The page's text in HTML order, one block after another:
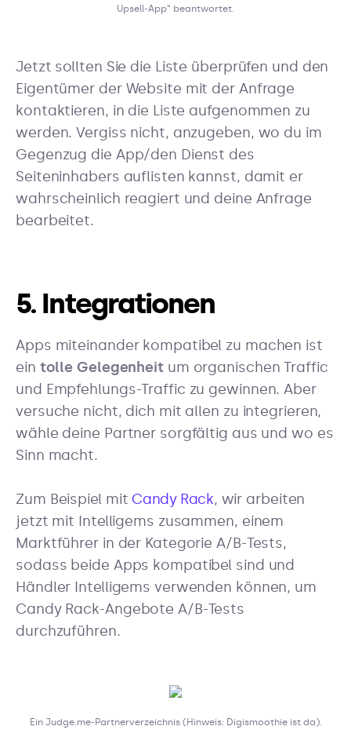
Upsell-App“ beantwortet.
Jetzt sollten Sie die Liste überprüfen und den
Eigentümer der Website mit der Anfrage
kontaktieren, in die Liste aufgenommen zu
werden. Vergiss nicht, anzugeben, wo du im
Gegenzug die App/den Dienst des
Seiteninhabers auflisten kannst, damit er
wahrscheinlich reagiert und deine Anfrage
bearbeitet.
5. Integrationen
Apps miteinander kompatibel zu machen ist
ein tolle Gelegenheitum organischen Traffic
und Empfehlungs-Traffic zu gewinnen. Aber
versuche nicht, dich mit allen zu integrieren,
wähle deine Partner sorgfältig aus und wo es
Sinn macht.
Zum Beispiel mit Candy Rack, wir arbeiten
jetzt mit Intelligems zusammen, einem
Marktführer in der Kategorie A/B-Tests,
sodass beide Apps kompatibel sind und
Händler Intelligems verwenden können, um
Candy Rack-Angebote A/B-Tests
durchzuführen.
Ein Judge.me-Partnerverzeichnis (Hinweis: Digismoothie ist da).